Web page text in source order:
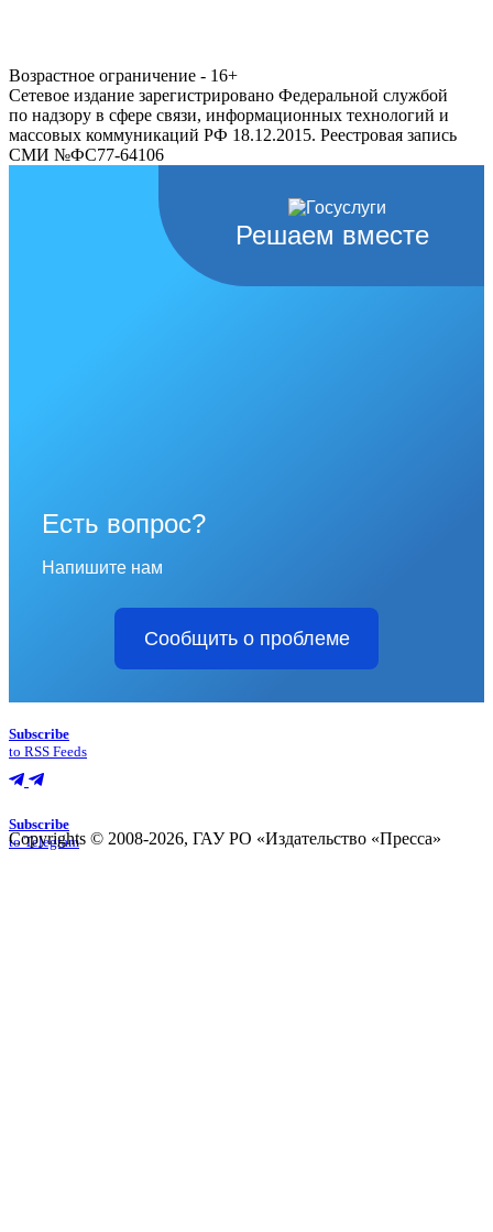
Возрастное ограничение - 16+
Сетевое издание зарегистрировано Федеральной службой
по надзору в сфере связи, информационных технологий и
массовых коммуникаций РФ 18.12.2015. Реестровая запись
СМИ №ФС77-64106
Решаем вместе
Есть вопрос?
Напишите нам
Сообщить о проблеме
Subscribe
to RSS Feeds
Subscribe
to Telegram
Copyrights © 2008-2026, ГАУ РО «Издательство «Пресса»